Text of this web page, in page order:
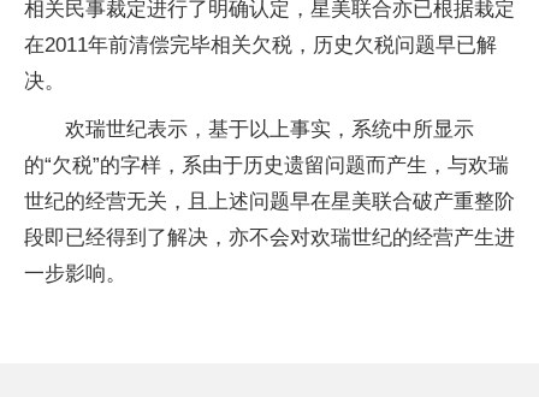
相关民事裁定进行了明确认定，星美联合亦已根据栽定
在2011年前清偿完毕相关欠税，历史欠税问题早已解
决。
欢瑞世纪表示，基于以上事实，系统中所显示
的“欠税”的字样，系由于历史遗留问题而产生，与欢瑞
世纪的经营无关，且上述问题早在星美联合破产重整阶
段即已经得到了解决，亦不会对欢瑞世纪的经营产生进
一步影响。